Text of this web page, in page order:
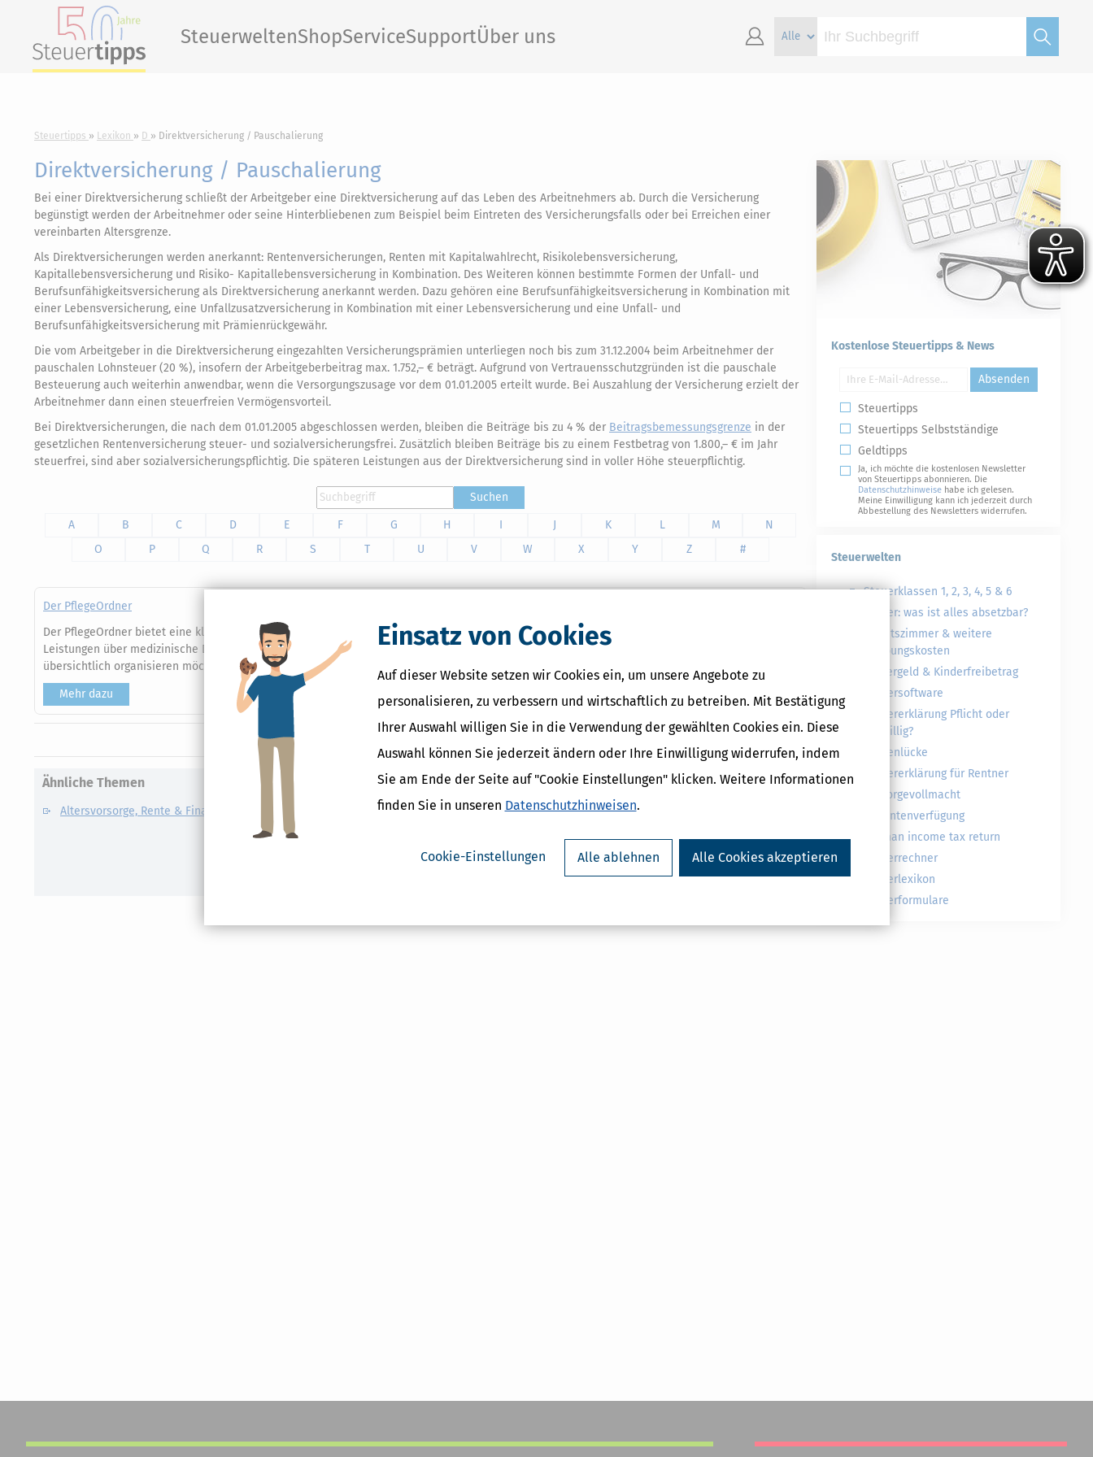
Einsatz von Cookies
Auf dieser Website setzen wir Cookies ein, um unsere Angebote zu
personalisieren, zu verbessern und wirtschaftlich zu betreiben. Mit Bestätigung
Ihrer Auswahl willigen Sie in die Verwendung der gewählten Cookies ein. Diese
Auswahl können Sie jederzeit ändern oder Ihre Einwilligung widerrufen, indem
Sie am Ende der Seite auf "Cookie Einstellungen" klicken. Weitere Informationen
finden Sie in unseren Datenschutzhinweisen.
Cookie-Einstellungen Alle ablehnen Alle Cookies akzeptieren
SteuerweltenShopServiceSupportÜber uns
Steuertipps Lexikon D Direktversicherung / Pauschalierung
Direktversicherung / Pauschalierung
Bei einer Direktversicherung schließt der Arbeitgeber eine Direktversicherung auf das Leben des Arbeitnehmers ab. Durch die Versicherung
begünstigt werden der Arbeitnehmer oder seine Hinterbliebenen zum Beispiel beim Eintreten des Versicherungsfalls oder bei Erreichen einer
vereinbarten Altersgrenze.
Als Direktversicherungen werden anerkannt: Rentenversicherungen, Renten mit Kapitalwahlrecht, Risikolebensversicherung,
Kapitallebensversicherung und Risiko- Kapitallebensversicherung in Kombination. Des Weiteren können bestimmte Formen der Unfall- und
Berufsunfähigkeitsversicherung als Direktversicherung anerkannt werden. Dazu gehören eine Berufsunfähigkeitsversicherung in Kombination mit
einer Lebensversicherung, eine Unfallzusatzversicherung in Kombination mit einer Lebensversicherung und eine Unfall- und
Berufsunfähigkeitsversicherung mit Prämienrückgewähr.
Die vom Arbeitgeber in die Direktversicherung eingezahlten Versicherungsprämien unterliegen noch bis zum 31.12.2004 beim Arbeitnehmer der
pauschalen Lohnsteuer (20 %), insofern der Arbeitgeberbeitrag max. 1.752,– € beträgt. Aufgrund von Vertrauensschutzgründen ist die pauschale
Besteuerung auch weiterhin anwendbar, wenn die Versorgungszusage vor dem 01.01.2005 erteilt wurde. Bei Auszahlung der Versicherung erzielt der
Arbeitnehmer dann einen steuerfreien Vermögensvorteil.
Bei Direktversicherungen, die nach dem 01.01.2005 abgeschlossen werden, bleiben die Beiträge bis zu 4 % der Beitragsbemessungsgrenze in der
gesetzlichen Rentenversicherung steuer- und sozialversicherungsfrei. Zusätzlich bleiben Beiträge bis zu einem Festbetrag von 1.800,– € im Jahr
steuerfrei, sind aber sozialversicherungspflichtig. Die späteren Leistungen aus der Direktversicherung sind in voller Höhe steuerpflichtig.
Suchen
A
B C D E F G H I J K L M
N
O
P Q R S T U V W X Y Z #
Der PflegeOrdner
Der PflegeOrdner bietet eine klare und vollständige Struktur für alle Unterlagen rund um die Pflege. Von Pflegegrad und
Leistungen über medizinische Dokumentation bis zu Kosten und Verträgen – ideal für pflegende Angehörige und alle, die Pflege
übersichtlich organisieren möchten.
Mehr dazu
Ähnliche Themen
Altersvorsorge, Rente & Finanzen
Verwandte Begriffe
Altersvorsorge / Besteuerung
Altersvorsorge / Anlageprodukte
Ertragsanteil
Kostenlose Steuertipps & News
Absenden
Steuertipps
Steuertipps Selbstständige
Geldtipps
Ja, ich möchte die kostenlosen Newsletter
von Steuertipps abonnieren. Die
Datenschutzhinweise habe ich gelesen.
Meine Einwilligung kann ich jederzeit durch
Abbestellung des Newsletters widerrufen.
Steuerwelten
Steuerklassen 1, 2, 3, 4, 5 & 6
Steuer: was ist alles absetzbar?
Arbeitszimmer & weitere
Werbungskosten
Kindergeld & Kinderfreibetrag
Steuersoftware
Steuererklärung Pflicht oder
freiwillig?
Rentenlücke
Steuererklärung für Rentner
Vorsorgevollmacht
Patientenverfügung
German income tax return
Steuerrechner
Steuerlexikon
Steuerformulare